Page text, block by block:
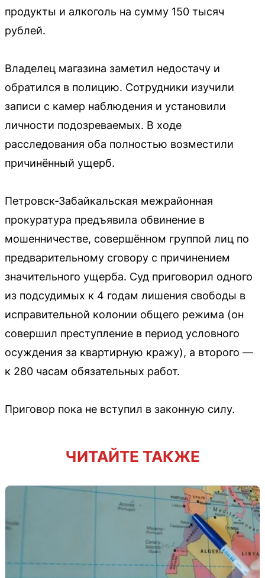
продукты и алкоголь на сумму 150 тысяч
рублей.
Владелец магазина заметил недостачу и
обратился в полицию. Сотрудники изучили
записи с камер наблюдения и установили
личности подозреваемых. В ходе
расследования оба полностью возместили
причинённый ущерб.
Петровск-Забайкальская межрайонная
прокуратура предъявила обвинение в
мошенничестве, совершённом группой лиц по
предварительному сговору с причинением
значительного ущерба. Суд приговорил одного
из подсудимых к 4 годам лишения свободы в
исправительной колонии общего режима (он
совершил преступление в период условного
осуждения за квартирную кражу), а второго —
к 280 часам обязательных работ.
Приговор пока не вступил в законную силу.
ЧИТАЙТЕ ТАКЖЕ